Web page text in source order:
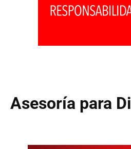
Asesoría para